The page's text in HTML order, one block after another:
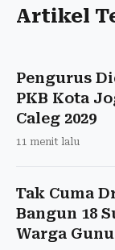
Artikel
Pengurus
PKB Kota
Caleg 2029
11 menit lalu
Tak Cuma
Bangun 18
Warga